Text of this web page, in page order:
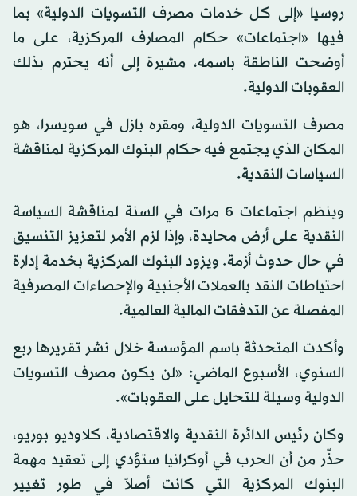
روسيا «إلى كل خدمات مصرف التسويات الدولية» بما
فيها «اجتماعات» حكام المصارف المركزية، على ما
أوضحت الناطقة باسمه، مشيرة إلى أنه يحترم بذلك
العقوبات الدولية.
مصرف التسويات الدولية، ومقره بازل في سويسرا، هو
المكان الذي يجتمع فيه حكام البنوك المركزية لمناقشة
السياسات النقدية.
وينظم اجتماعات 6 مرات في السنة لمناقشة السياسة
النقدية على أرض محايدة، وإذا لزم الأمر لتعزيز التنسيق
في حال حدوث أزمة. ويزود البنوك المركزية بخدمة إدارة
احتياطات النقد بالعملات الأجنبية والإحصاءات المصرفية
المفصلة عن التدفقات المالية العالمية.
وأكدت المتحدثة باسم المؤسسة خلال نشر تقريرها ربع
السنوي، الأسبوع الماضي: «لن يكون مصرف التسويات
الدولية وسيلة للتحايل على العقوبات».
وكان رئيس الدائرة النقدية والاقتصادية، كلاوديو بوريو،
حذّر من أن الحرب في أوكرانيا ستؤدي إلى تعقيد مهمة
البنوك المركزية التي كانت أصلاً في طور تغيير